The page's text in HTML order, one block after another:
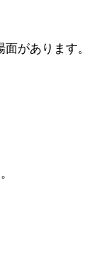
があります。